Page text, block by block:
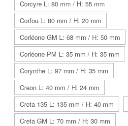
Corcyre L: 80 mm / H: 55 mm
Corfou L: 80 mm / H: 20 mm
Corléone GM L: 68 mm / H: 50 mm
Corléone PM L: 35 mm / H: 35 mm
Corynthe L: 97 mm / H: 35 mm
Creon L: 40 mm / H: 24 mm
Creta 135 L: 135 mm / H: 40 mm
Creta GM L: 70 mm / H: 30 mm